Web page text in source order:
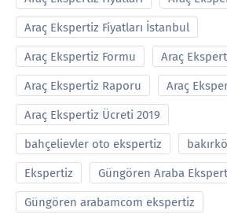
Araç Ekspertiz Fiyatları İstanbul
Araç Ekspertiz Formu Araç
Araç Ekspertiz Raporu Araç
Araç Ekspertiz Ücreti 2019
bahçelievler oto ekspertiz
Ekspertiz Güngören Araba
Güngören arabamcom ekspertiz